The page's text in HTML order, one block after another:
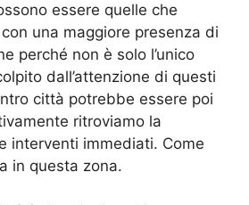
essere quelle che
una maggiore presenza di
perché non è solo l’unico
dall’attenzione di questi
città potrebbe essere poi
ritroviamo la
interventi immediati. Come
in questa zona.